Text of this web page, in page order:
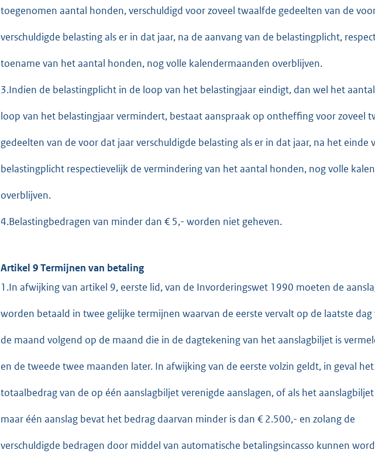
toegenomen aantal honden, verschuldigd voor zoveel twaalfde gedeelten van de
verschuldigde belasting als er in dat jaar, na de aanvang van de belastingplicht,
toename van het aantal honden, nog volle kalendermaanden overblijven.
3.Indien de belastingplicht in de loop van het belastingjaar eindigt, dan wel het
loop van het belastingjaar vermindert, bestaat aanspraak op ontheffing voor zoveel
gedeelten van de voor dat jaar verschuldigde belasting als er in dat jaar, na het einde
belastingplicht respectievelijk de vermindering van het aantal honden, nog volle
overblijven.
4.Belastingbedragen van minder dan € 5,- worden niet geheven.
Artikel 9 Termijnen van betaling
1.In afwijking van artikel 9, eerste lid, van de Invorderingswet 1990 moeten de
worden betaald in twee gelijke termijnen waarvan de eerste vervalt op de laatste dag
de maand volgend op de maand die in de dagtekening van het aanslagbiljet is
en de tweede twee maanden later. In afwijking van de eerste volzin geldt, in geval het
totaalbedrag van de op één aanslagbiljet verenigde aanslagen, of als het aanslagbiljet
maar één aanslag bevat het bedrag daarvan minder is dan € 2.500,- en zolang de
verschuldigde bedragen door middel van automatische betalingsincasso kunnen